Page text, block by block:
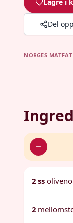
Lagre i
Del
NORGES MATFAT
2 ss
2